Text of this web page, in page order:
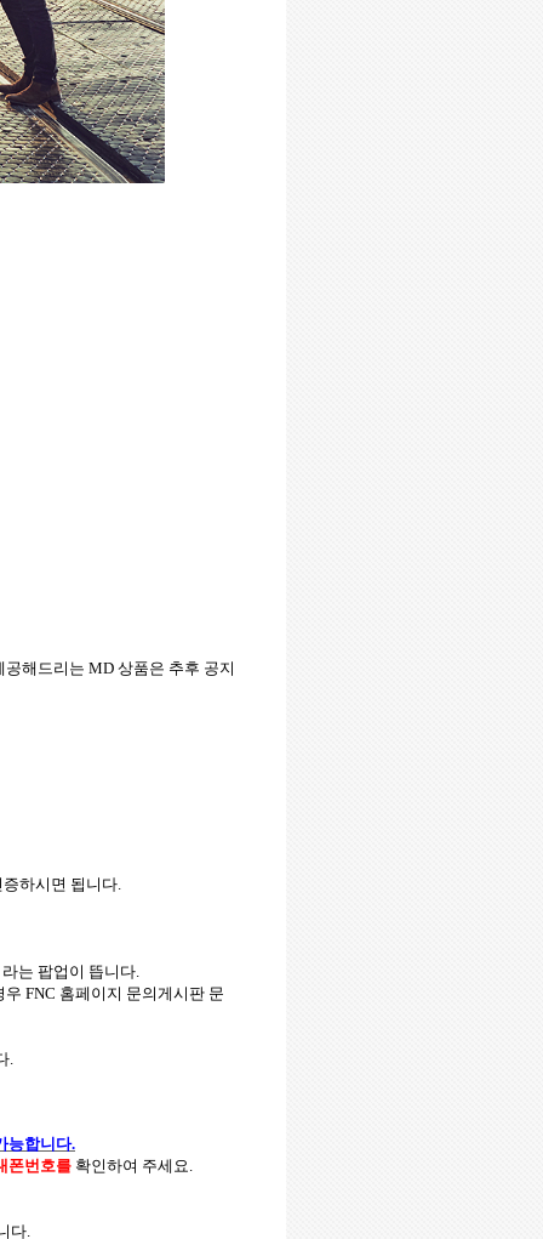
공해드리는 MD 상품은 추후 공지
하시면 됩니다.
라는 팝업이 뜹니다.
우 FNC 홈페이지 문의게시판 문
.
능합니다.
폰번호를 확인하여 주세요.
다.